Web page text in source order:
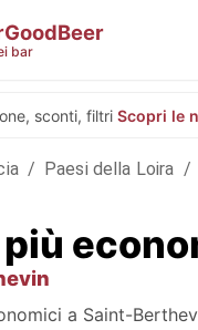
bar
sconti, filtri Scopri le
/ Paesi della Loira /
più
a Saint-